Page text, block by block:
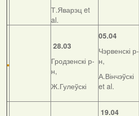
Т.Яварэц et
al.
28.03
Гродзенскі р-
н,
Ж.Гулеўскі
05.04
Чэрвенскі р-
н,
А.Вінчэўскі
et al.
19.04